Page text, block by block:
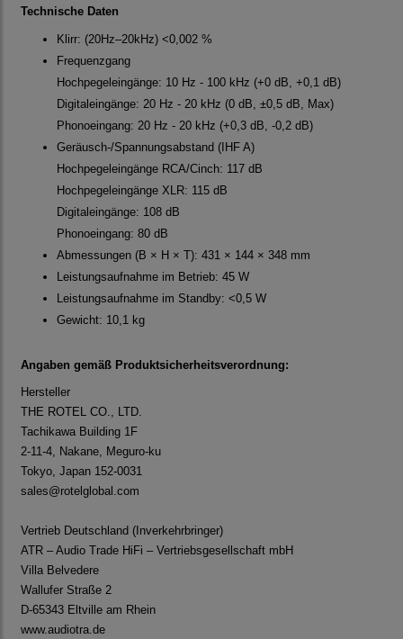
Technische Daten
Klirr: (20Hz–20kHz) <0,002 %
Frequenzgang
Hochpegeleingänge: 10 Hz - 100 kHz (+0 dB, +0,1 dB)
Digitaleingänge: 20 Hz - 20 kHz (0 dB, ±0,5 dB, Max)
Phonoeingang: 20 Hz - 20 kHz (+0,3 dB, -0,2 dB)
Geräusch-/Spannungsabstand (IHF A)
Hochpegeleingänge RCA/Cinch: 117 dB
Hochpegeleingänge XLR: 115 dB
Digitaleingänge: 108 dB
Phonoeingang: 80 dB
Abmessungen (B × H × T): 431 × 144 × 348 mm
Leistungsaufnahme im Betrieb: 45 W
Leistungsaufnahme im Standby: <0,5 W
Gewicht: 10,1 kg
Angaben gemäß Produktsicherheitsverordnung:
Hersteller
THE ROTEL CO., LTD.
Tachikawa Building 1F
2-11-4, Nakane, Meguro-ku
Tokyo, Japan 152-0031
sales@rotelglobal.com
Vertrieb Deutschland (Inverkehrbringer)
ATR – Audio Trade HiFi – Vertriebsgesellschaft mbH
Villa Belvedere
Wallufer Straße 2
D-65343 Eltville am Rhein
www.audiotra.de